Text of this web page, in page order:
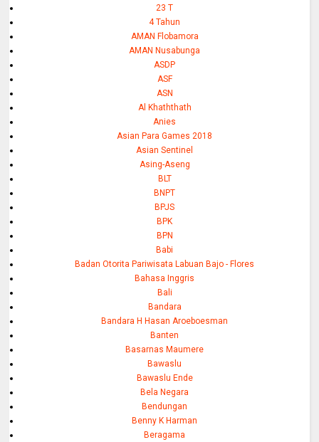
23 T
4 Tahun
AMAN Flobamora
AMAN Nusabunga
ASDP
ASF
ASN
Al Khaththath
Anies
Asian Para Games 2018
Asian Sentinel
Asing-Aseng
BLT
BNPT
BPJS
BPK
BPN
Babi
Badan Otorita Pariwisata Labuan Bajo - Flores
Bahasa Inggris
Bali
Bandara
Bandara H Hasan Aroeboesman
Banten
Basarnas Maumere
Bawaslu
Bawaslu Ende
Bela Negara
Bendungan
Benny K Harman
Beragama